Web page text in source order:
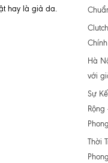
hay là giả da.
Hà
với
Sự
Thời